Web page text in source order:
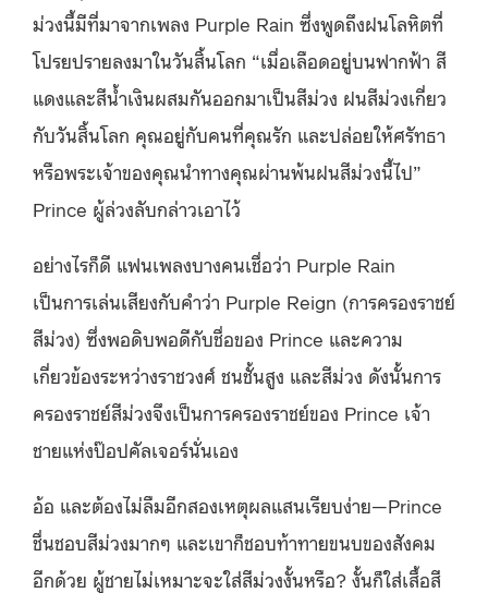
ม่วงนี้มีที่มาจากเพลง Purple Rain ซึ่งพูดถึงฝนโลหิตที่
โปรยปรายลงมาในวันสิ้นโลก “เมื่อเลือดอยู่บนฟากฟ้า สี
แดงและสีน้ำเงินผสมกันออกมาเป็นสีม่วง ฝนสีม่วงเกี่ยว
กับวันสิ้นโลก คุณอยู่กับคนที่คุณรัก และปล่อยให้ศรัทธา
หรือพระเจ้าของคุณนำทางคุณผ่านพ้นฝนสีม่วงนี้ไป”
Prince ผู้ล่วงลับกล่าวเอาไว้
อย่างไรก็ดี แฟนเพลงบางคนเชื่อว่า Purple Rain
เป็นการเล่นเสียงกับคำว่า Purple Reign (การครองราชย์
สีม่วง) ซึ่งพอดิบพอดีกับชื่อของ Prince และความ
เกี่ยวข้องระหว่างราชวงศ์ ชนชั้นสูง และสีม่วง ดังนั้นการ
ครองราชย์สีม่วงจึงเป็นการครองราชย์ของ Prince เจ้า
ชายแห่งป๊อปคัลเจอร์นั่นเอง
อ้อ และต้องไม่ลืมอีกสองเหตุผลแสนเรียบง่าย—Prince
ชื่นชอบสีม่วงมากๆ และเขาก็ชอบท้าทายขนบของสังคม
อีกด้วย ผู้ชายไม่เหมาะจะใส่สีม่วงงั้นหรือ? งั้นก็ใส่เสื้อสี